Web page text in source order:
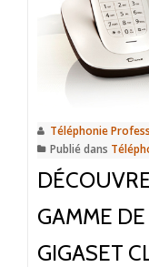
Téléphonie
Publié dans
GAMME
GIGASET